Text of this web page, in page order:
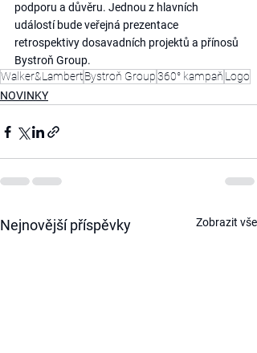
podporu a důvěru. Jednou z hlavních
událostí bude veřejná prezentace
retrospektivy dosavadních projektů a přínosů
Bystroň Group.
Walker&LambertBystroň Group360° kampaň Logo
NOVINKY
Nejnovější příspěvky Zobrazit vše